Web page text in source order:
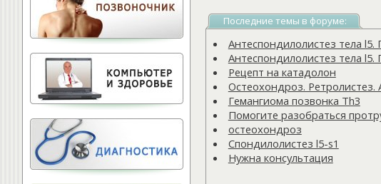
Обследование
позвоночника
Тактика лечения
остеохондроза
Лечение баней
Офисный фитнес
Народная медицина
Тест для позвоночника
Питание для позвоночника
Витамины для
позвоночника
Последние темы в форуме:
Антеспондилолистез тела l5.
Антеспондилолистез тела l5.
Рецепт на катадолон
Остеохондроз. Ретролистез.
Гемангиома позвонка Тh3
Помогите разобраться
остеохондроз
Спондилолистез l5-s1
Нужна консультация